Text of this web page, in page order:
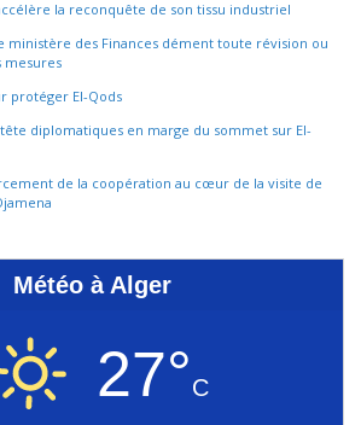
la reconquête de son tissu industriel
ministère des Finances dément toute révision ou
mesures
protéger El-Qods
diplomatiques en marge du sommet sur El-
de la coopération au cœur de la visite de
Météo à Alger
27°C